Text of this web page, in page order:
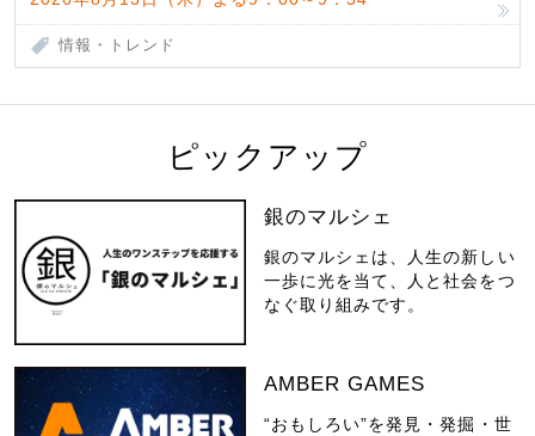
情報・トレンド
ピックアップ
銀のマルシェ
銀のマルシェは、人生の新しい
一歩に光を当て、人と社会をつ
なぐ取り組みです。
AMBER GAMES
“おもしろい”を発見・発掘・世